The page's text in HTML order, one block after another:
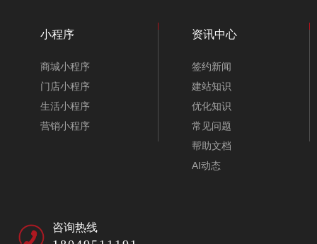
小程序
商城小程序
门店小程序
生活小程序
营销小程序
资讯中心
签约新闻
建站知识
优化知识
常见问题
帮助文档
AI动态
咨询热线